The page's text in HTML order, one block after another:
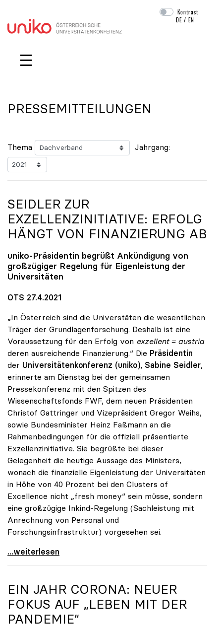
Navigation überspringen
Kontrast
DE /EN
☰
PRESSEMITTEILUNGEN
Thema Jahrgang:
SEIDLER ZUR
EXZELLENZINITIATIVE: ERFOLG
HÄNGT VON FINANZIERUNG AB
uniko-Präsidentin begrüßt Ankündigung von
großzügiger Regelung für Eigenleistung der
Universitäten
OTS 27.4.2021
„In Österreich sind die Universtäten die wesentlichen
Träger der Grundlagenforschung. Deshalb ist eine
Voraussetzung für den Erfolg von exzellent = austria
deren ausreichende Finanzierung.“ Die Präsidentin
der Universitätenkonferenz (uniko), Sabine Seidler,
erinnerte am Dienstag bei der gemeinsamen
Pressekonferenz mit den Spitzen des
Wissenschaftsfonds FWF, dem neuen Präsidenten
Christof Gattringer und Vizepräsident Gregor Weihs,
sowie Bundesminister Heinz Faßmann an die
Rahmenbedingungen für die offiziell präsentierte
Exzellenzinitiative. Sie begrüßte bei dieser
Gelegenheit die heutige Aussage des Ministers,
wonach die finanzielle Eigenleistung der Universitäten
in Höhe von 40 Prozent bei den Clusters of
Excellence nicht „fresh money“ sein müsse, sondern
eine großzügige Inkind-Regelung (Sachleistung mit
Anrechnung von Personal und
Forschungsinfrastruktur) vorgesehen sei.
Seidler zur Exzellenzinitiative: Erfolg hängt von
...weiterlesen
EIN JAHR CORONA: NEUER
FOKUS AUF „LEBEN MIT DER
PANDEMIE“